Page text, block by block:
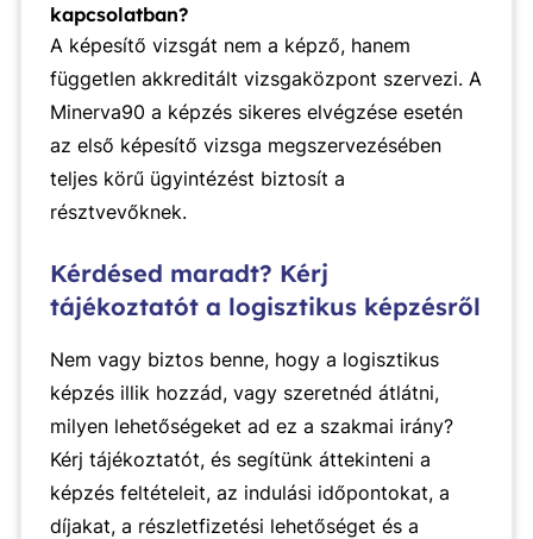
kapcsolatban?
A képesítő vizsgát nem a képző, hanem
független akkreditált vizsgaközpont szervezi. A
Minerva90 a képzés sikeres elvégzése esetén
az első képesítő vizsga megszervezésében
teljes körű ügyintézést biztosít a
résztvevőknek.
Kérdésed maradt? Kérj
tájékoztatót a logisztikus képzésről
Nem vagy biztos benne, hogy a logisztikus
képzés illik hozzád, vagy szeretnéd átlátni,
milyen lehetőségeket ad ez a szakmai irány?
Kérj tájékoztatót, és segítünk áttekinteni a
képzés feltételeit, az indulási időpontokat, a
díjakat, a részletfizetési lehetőséget és a